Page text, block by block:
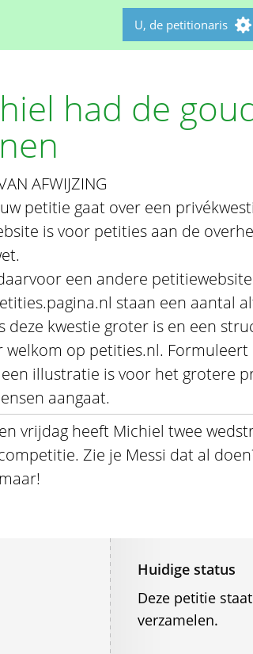
U, de petitionaris
had de
AFWIJZING
petitie gaat over een
is voor petities aan de
een andere
staan een aantal
deze kwestie groter is en een
welkom op petities.nl.
illustratie is voor het grotere
aangaat.
vrijdag heeft Michiel twee
Zie je Messi dat al
Huidige status
Deze petitie
verzamelen.